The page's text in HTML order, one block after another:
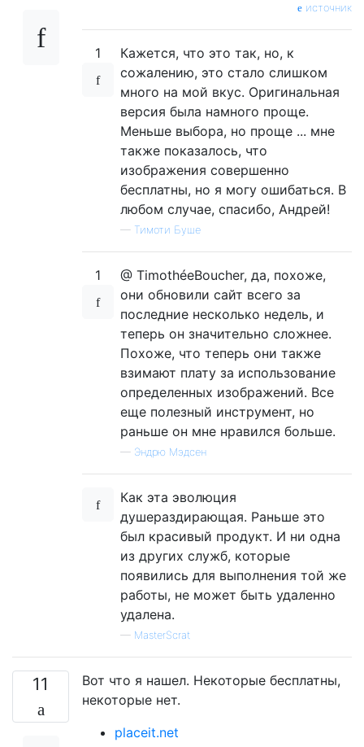
источник
1
Кажется, что это так, но, к
сожалению, это стало слишком
много на мой вкус. Оригинальная
версия была намного проще.
Меньше выбора, но проще ... мне
также показалось, что
изображения совершенно
бесплатны, но я могу ошибаться. В
любом случае, спасибо, Андрей!
— Тимоти Буше
1
@ TimothéeBoucher, да, похоже,
они обновили сайт всего за
последние несколько недель, и
теперь он значительно сложнее.
Похоже, что теперь они также
взимают плату за использование
определенных изображений. Все
еще полезный инструмент, но
раньше он мне нравился больше.
— Эндрю Мэдсен
Как эта эволюция
душераздирающая. Раньше это
был красивый продукт. И ни одна
из других служб, которые
появились для выполнения той же
работы, не может быть удаленно
удалена.
— MasterScrat
11
Вот что я нашел. Некоторые бесплатны,
некоторые нет.
placeit.net